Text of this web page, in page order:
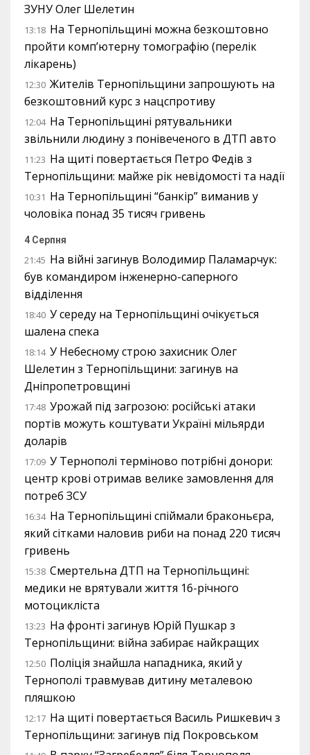
ЗУНУ Олег Шелетин
13:18 На Тернопільщині можна безкоштовно
пройти комп’ютерну томографію (перелік
лікарень)
12:30 Жителів Тернопільщини запрошують на
безкоштовний курс з нацспротиву
12:04 На Тернопільщині рятувальники
звільнили людину з понівеченого в ДТП авто
11:23 На щиті повертається Петро Федів з
Тернопільщини: майже рік невідомості та надії
10:31 На Тернопільщині “банкір” виманив у
чоловіка понад 35 тисяч гривень
4 Серпня
21:45 На війні загинув Володимир Паламарчук:
був командиром інженерно-саперного
відділення
18:40 У середу на Тернопільщині очікується
шалена спека
18:14 У Небесному строю захисник Олег
Шелетин з Тернопільщини: загинув на
Дніпропетровщині
17:48 Урожай під загрозою: російські атаки
портів можуть коштувати Україні мільярди
доларів
17:09 У Тернополі терміново потрібні донори:
центр крові отримав велике замовлення для
потреб ЗСУ
16:34 На Тернопільщині спіймали браконьєра,
який сітками наловив риби на понад 220 тисяч
гривень
15:38 Смертельна ДТП на Тернопільщині:
медики не врятували життя 16-річного
мотоцикліста
13:23 На фронті загинув Юрій Пушкар з
Тернопільщини: війна забирає найкращих
12:50 Поліція знайшла нападника, який у
Тернополі травмував дитину металевою
пляшкою
12:17 На щиті повертається Василь Ришкевич з
Тернопільщини: загинув під Покровськом